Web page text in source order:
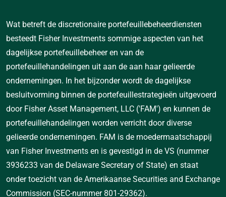
Wat betreft de discretionaire portefeuillebeheerdiensten
besteedt Fisher Investments sommige aspecten van het
dagelijkse portefeuillebeheer en van de
portefeuillehandelingen uit aan de aan haar gelieerde
ondernemingen. In het bijzonder wordt de dagelijkse
besluitvorming binnen de portefeuillestrategieën uitgevoerd
door Fisher Asset Management, LLC ('FAM') en kunnen de
portefeuillehandelingen worden verricht door diverse
gelieerde ondernemingen. FAM is de moedermaatschappij
van Fisher Investments en is gevestigd in de VS (nummer
3936233 van de Delaware Secretary of State) en staat
onder toezicht van de Amerikaanse Securities and Exchange
Commission (SEC-nummer 801-29362).